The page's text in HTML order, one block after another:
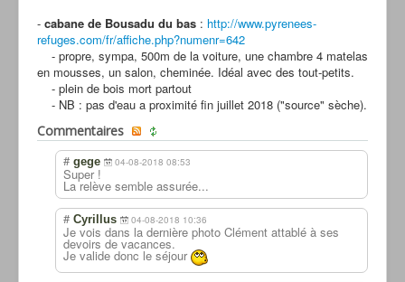
- cabane de Bousadu du bas : http://www.pyrenees-
refuges.com/fr/affiche.php?numenr=642
- propre, sympa, 500m de la voiture, une chambre 4 matelas
en mousses, un salon, cheminée. Idéal avec des tout-petits.
- plein de bois mort partout
- NB : pas d'eau a proximité fin juillet 2018 ("source" sèche).
Commentaires
# gege 04-08-2018 08:53
Super !
La relève semble assurée...
# Cyrillus 04-08-2018 10:36
Je vois dans la dernière photo Clément attablé à ses
devoirs de vacances.
Je valide donc le séjour